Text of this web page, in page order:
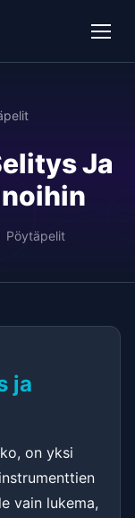
Ja
Pöytäpelit
ja
on yksi
vain lukema,